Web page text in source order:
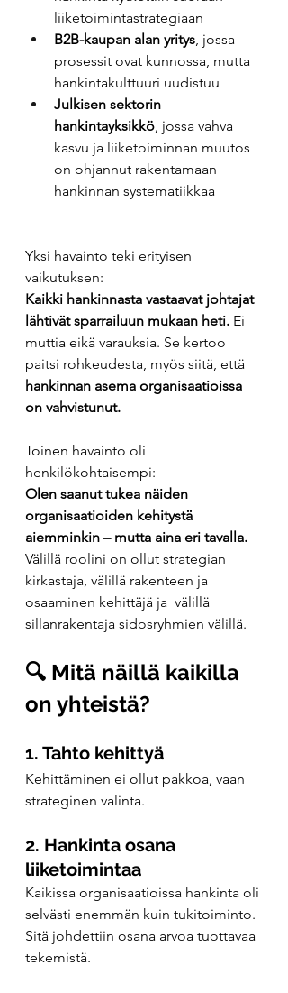
liiketoimintastrategiaan
B2B-kaupan alan yritys, jossa
prosessit ovat kunnossa, mutta
hankintakulttuuri uudistuu
Julkisen sektorin
hankintayksikkö, jossa vahva
kasvu ja liiketoiminnan muutos
on ohjannut rakentamaan
hankinnan systematiikkaa
Yksi havainto teki erityisen
vaikutuksen:
Kaikki hankinnasta vastaavat johtajat
lähtivät sparrailuun mukaan heti. Ei
muttia eikä varauksia. Se kertoo
paitsi rohkeudesta, myös siitä, että
hankinnan asema organisaatioissa
on vahvistunut.
Toinen havainto oli
henkilökohtaisempi:
Olen saanut tukea näiden
organisaatioiden kehitystä
aiemminkin – mutta aina eri tavalla.
Välillä roolini on ollut strategian
kirkastaja, välillä rakenteen ja
osaaminen kehittäjä ja  välillä
sillanrakentaja sidosryhmien välillä.
🔍 Mitä näillä kaikilla
on yhteistä?
1. Tahto kehittyä
Kehittäminen ei ollut pakkoa, vaan
strateginen valinta.
2. Hankinta osana
liiketoimintaa
Kaikissa organisaatioissa hankinta oli
selvästi enemmän kuin tukitoiminto.
Sitä johdettiin osana arvoa tuottavaa
tekemistä.